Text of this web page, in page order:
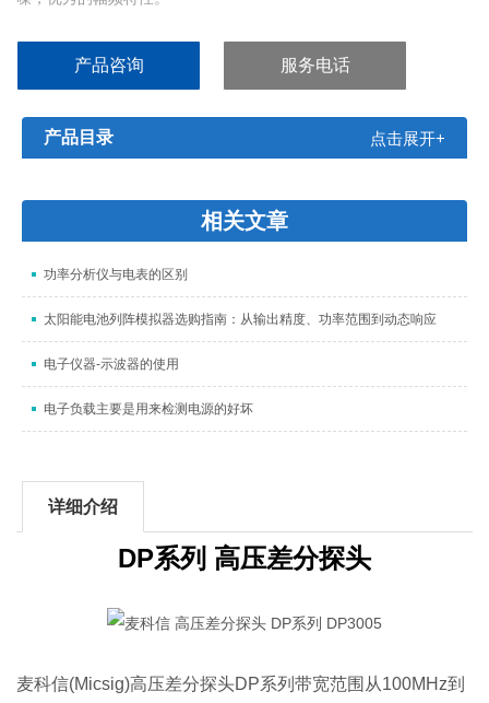
产品咨询 服务电话
产品目录 点击展开+
相关文章
功率分析仪与电表的区别
太阳能电池列阵模拟器选购指南：从输出精度、功率范围到动态响应
电子仪器-示波器的使用
电子负载主要是用来检测电源的好坏
详细介绍
DP系列 高压差分探头
麦科信(Micsig)高压差分探头DP系列带宽范围从100MHz到